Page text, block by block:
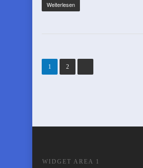
Weiterlesen
1 2
WIDGET AREA 1